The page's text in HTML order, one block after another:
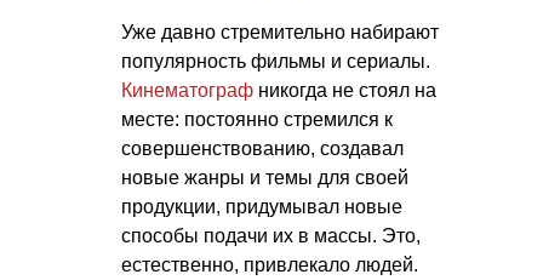
Уже давно стремительно набирают
популярность фильмы и сериалы.
Кинематограф никогда не стоял на
месте: постоянно стремился к
совершенствованию, создавал
новые жанры и темы для своей
продукции, придумывал новые
способы подачи их в массы. Это,
естественно, привлекало людей.